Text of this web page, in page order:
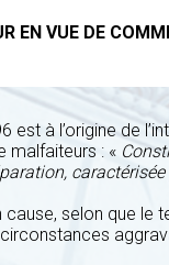
EN VUE DE
est à l’origine de
malfaiteurs : «
cause, selon que
circonstances